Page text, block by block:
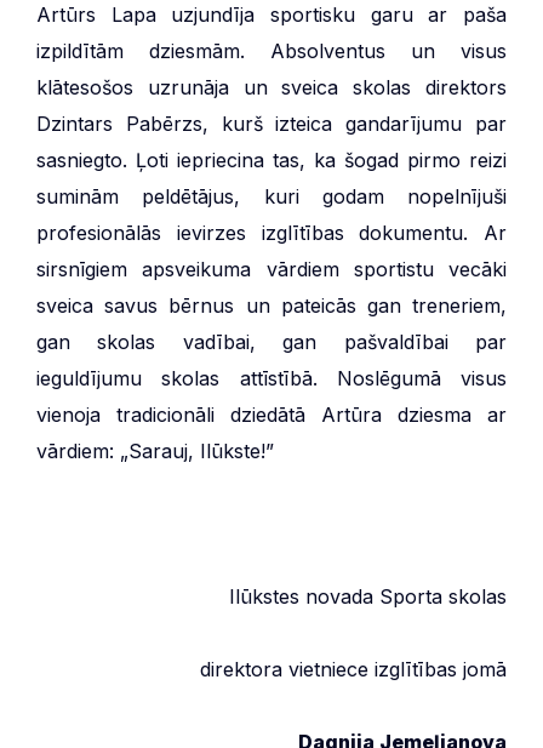
Artūrs Lapa uzjundīja sportisku garu ar paša
izpildītām dziesmām. Absolventus un visus
klātesošos uzrunāja un sveica skolas direktors
Dzintars Pabērzs, kurš izteica gandarījumu par
sasniegto. Ļoti iepriecina tas, ka šogad pirmo reizi
suminām peldētājus, kuri godam nopelnījuši
profesionālās ievirzes izglītības dokumentu. Ar
sirsnīgiem apsveikuma vārdiem sportistu vecāki
sveica savus bērnus un pateicās gan treneriem,
gan skolas vadībai, gan pašvaldībai par
ieguldījumu skolas attīstībā. Noslēgumā visus
vienoja tradicionāli dziedātā Artūra dziesma ar
vārdiem: „Sarauj, Ilūkste!”
Ilūkstes novada Sporta skolas
direktora vietniece izglītības jomā
Dagnija Jemeļjanova